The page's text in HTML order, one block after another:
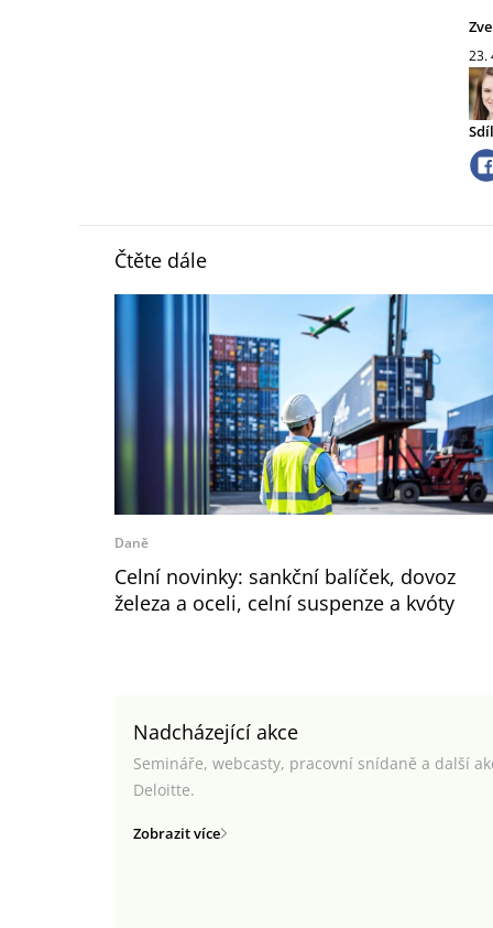
23.
Čtěte dále
Daně
Celní novinky: sankční balíček, dovoz
železa a oceli, celní suspenze a kvóty
Nadcházející akce
Semináře, webcasty, pracovní snídaně a další
Deloitte.
Zobrazit více